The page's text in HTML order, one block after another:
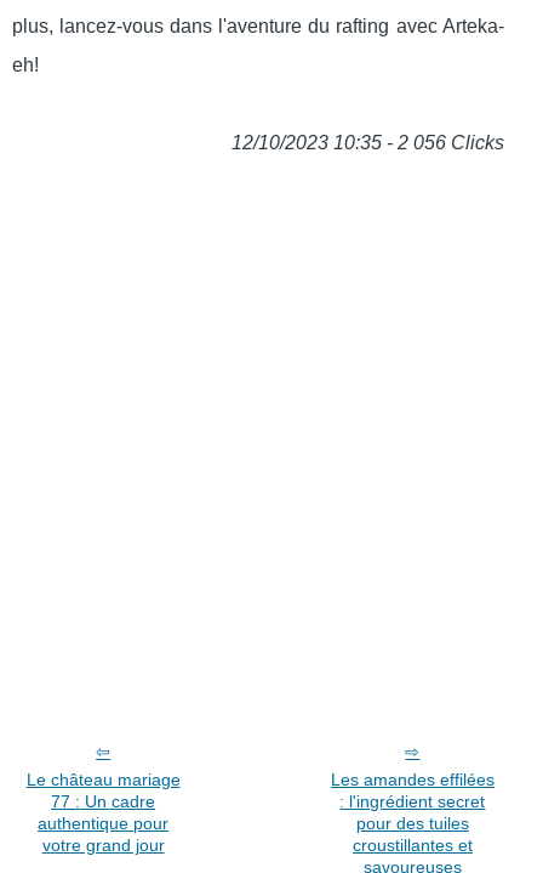
plus, lancez-vous dans l'aventure du rafting avec Arteka-
eh!
12/10/2023 10:35 - 2 056 Clicks
Le château mariage
77 : Un cadre
authentique pour
votre grand jour
Les amandes effilées
: l'ingrédient secret
pour des tuiles
croustillantes et
savoureuses